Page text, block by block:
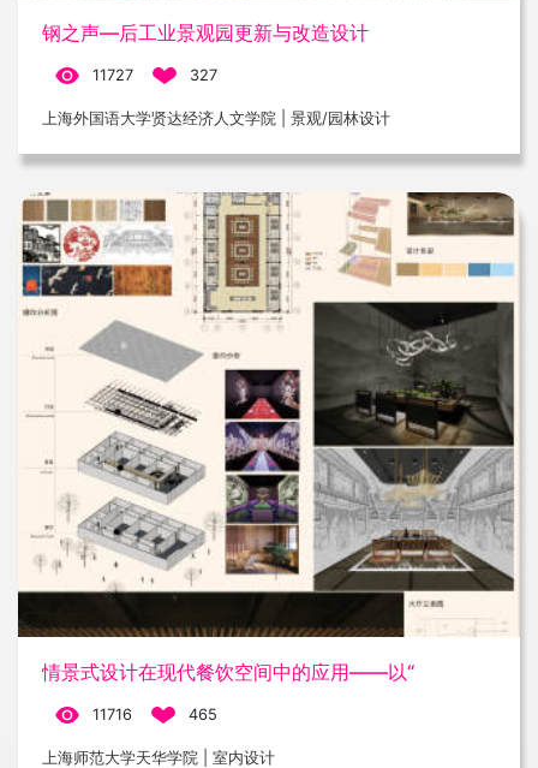
钢之声—后工业景观园更新与改造设计
11727 327
上海外国语大学贤达经济人文学院 | 景观/园林设计
情景式设计在现代餐饮空间中的应用——以“
11716 465
上海师范大学天华学院 | 室内设计